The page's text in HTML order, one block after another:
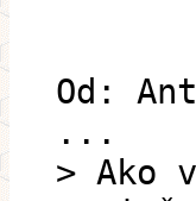
Od:
...
> Ako